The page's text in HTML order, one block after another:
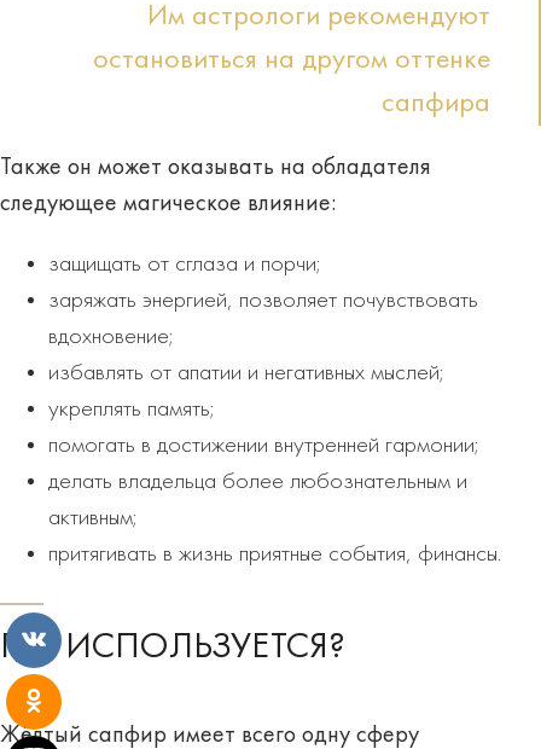
Им астрологи рекомендуют
остановиться на другом оттенке
сапфира
Также он может оказывать на обладателя
следующее магическое влияние:
защищать от сглаза и порчи;
заряжать энергией, позволяет почувствовать
вдохновение;
избавлять от апатии и негативных мыслей;
укреплять память;
помогать в достижении внутренней гармонии;
делать владельца более любознательным и
активным;
притягивать в жизнь приятные события, финансы.
ГДЕ ИСПОЛЬЗУЕТСЯ?
Жёлтый сапфир имеет всего одну сферу